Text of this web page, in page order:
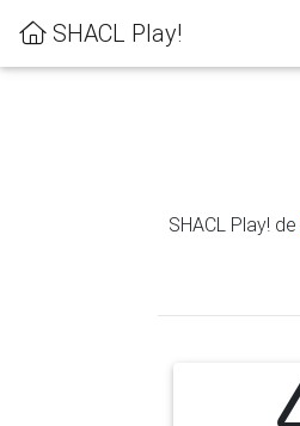
SHACL Play!
SHACL Play! de